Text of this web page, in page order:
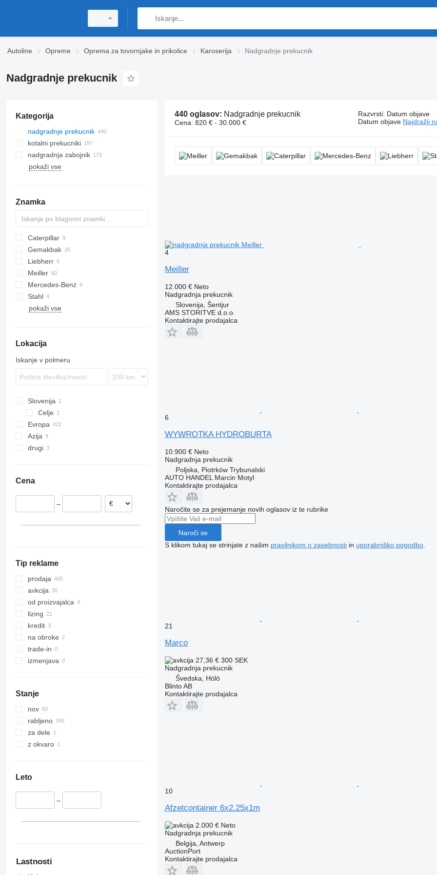
Autoline Opreme Oprema za tovornjake in prikolice Karoserija Nadgradnje prekucnik
Nadgradnje prekucnik
Kategorija
nadgradnje prekucnik
kotalni prekucniki
nadgradnja zabojnik
pokaži vse
Znamka
Caterpillar
730
740
745
775
777
F-series
Gemakbak
922
HD
Liebherr
Meiller
Mercedes-Benz
Actros
PK
Stahl
pokaži vse
Lokacija
Iskanje v polmeru
Slovenija
Celje
Evropa
Finska
Madžarska
Azija
drugi
Cena
–
Tip reklame
prodaja
avkcija
od proizvajalca
lizing
kredit
na obroke
trade-in
izmenjava
Stanje
nov
rabljeno
za dele
z okvaro
Leto
–
Lastnosti
440 oglasov: Nadgradnje prekucnik
Cena: 820 € - 30.000 €
Razvrsti: Datum objave
Datum objave Najdražji
4
Meiller
12.000 € Neto
Nadgradnja prekucnik
Slovenija, Šentjur
AMS STORITVE d.o.o.
Kontaktirajte prodajalca
6
WYWROTKA HYDROBURTA
10.900 € Neto
Nadgradnja prekucnik
Poljska, Piotrków Trybunalski
AUTO HANDEL Marcin Motyl
Kontaktirajte prodajalca
Naročite se za prejemanje novih oglasov iz te rubrike
Naroči se
S klikom tukaj se strinjate z našim pravilnikom o zasebnostiin uporabniško pogodbo.
21
Marco
27,36 € 300 SEK
Nadgradnja prekucnik
Švedska, Hölö
Blinto AB
Kontaktirajte prodajalca
10
Afzetcontainer 6x2.25x1m
2.000 € Neto
Nadgradnja prekucnik
Belgija, Antwerp
AuctionPort
Kontaktirajte prodajalca